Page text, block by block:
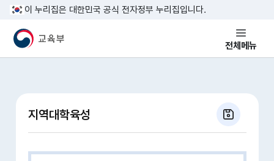
본문 바로가기
이 누리집은 대한민국 공식 전자정부 누리집입니다.
교육부 국민 메인홈페이지 전체메뉴
지역대학육성